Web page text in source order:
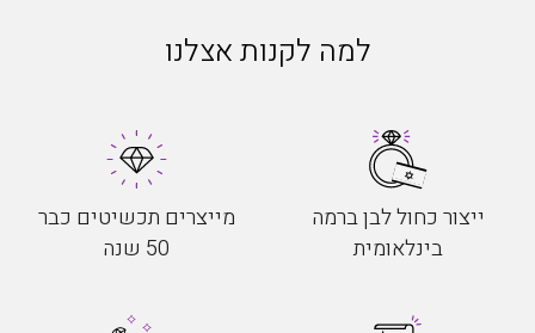
למה לקנות אצלנו
ייצור כחול לבן ברמה
בינלאומית
מייצרים תכשיטים כבר
50 שנה